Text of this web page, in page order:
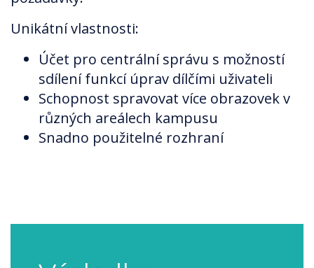
Unikátní vlastnosti:
Účet pro centrální správu s možností
sdílení funkcí úprav dílčími uživateli
Schopnost spravovat více obrazovek v
různých areálech kampusu
Snadno použitelné rozhraní